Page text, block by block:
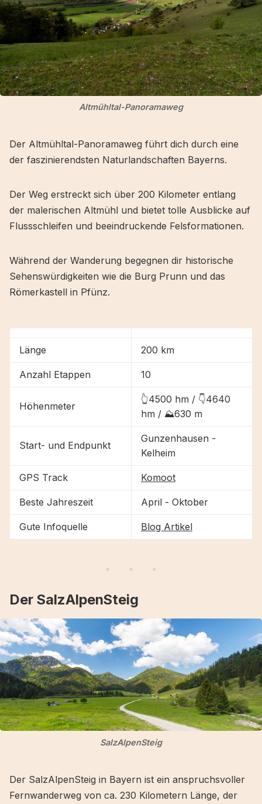
Altmühltal-Panoramaweg
Der Altmühltal-Panoramaweg führt dich durch eine
der faszinierendsten Naturlandschaften Bayerns.
Der Weg erstreckt sich über 200 Kilometer entlang
der malerischen Altmühl und bietet tolle Ausblicke auf
Flussschleifen und beeindruckende Felsformationen.
Während der Wanderung begegnen dir historische
Sehenswürdigkeiten wie die Burg Prunn und das
Römerkastell in Pfünz.
Länge 200 km
Anzahl Etappen 10
Höhenmeter
👆4500 hm / 👇4640
hm / ⛰630 m
Start- und Endpunkt
Gunzenhausen -
Kelheim
GPS Track Komoot
Beste Jahreszeit April - Oktober
Gute Infoquelle Blog Artikel
Der SalzAlpenSteig
SalzAlpenSteig
Der SalzAlpenSteig in Bayern ist ein anspruchsvoller
Fernwanderweg von ca. 230 Kilometern Länge, der